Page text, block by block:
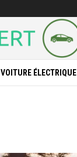
VOITURE ÉLECTRIQUE